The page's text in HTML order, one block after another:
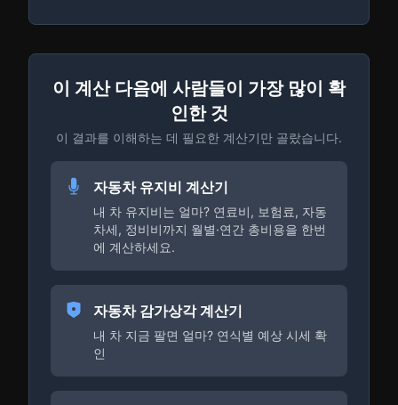
이 계산 다음에 사람들이 가장 많이 확
인한 것
이 결과를 이해하는 데 필요한 계산기만 골랐습니다.
자동차 유지비 계산기
내 차 유지비는 얼마? 연료비, 보험료, 자동
차세, 정비비까지 월별·연간 총비용을 한번
에 계산하세요.
자동차 감가상각 계산기
내 차 지금 팔면 얼마? 연식별 예상 시세 확
인